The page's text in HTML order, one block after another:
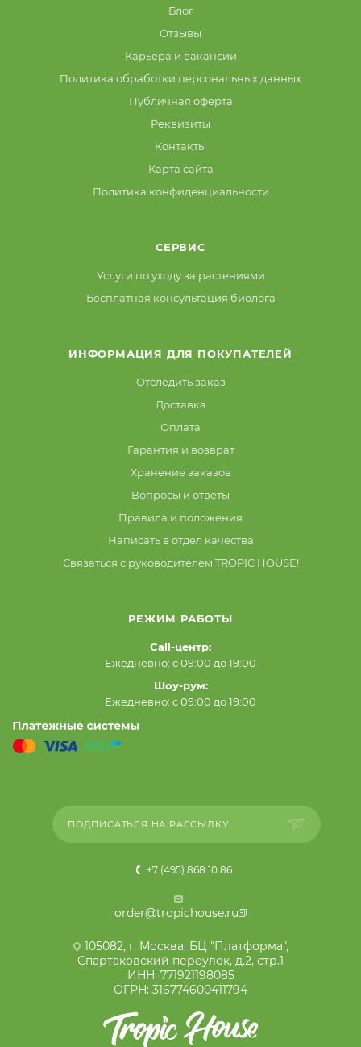
Блог
Отзывы
Карьера и вакансии
Политика обработки персональных данных
Публичная оферта
Реквизиты
Контакты
Карта сайта
Политика конфиденциальности
СЕРВИС
Услуги по уходу за растениями
Бесплатная консультация биолога
ИНФОРМАЦИЯ ДЛЯ ПОКУПАТЕЛЕЙ
Отследить заказ
Доставка
Оплата
Гарантия и возврат
Хранение заказов
Вопросы и ответы
Правила и положения
Написать в отдел качества
Связаться с руководителем TROPIC HOUSE!
РЕЖИМ РАБОТЫ
Call-центр:
Ежедневно: с 09:00 до 19:00
Шоу-рум:
Ежедневно: с 09:00 до 19:00
ПОДПИСАТЬСЯ НА РАССЫЛКУ
+7 (495) 868 10 86
order@tropichouse.ru
105082, г. Москва, БЦ "Платформа",
Спартаковский переулок, д.2, стр.1
ИНН: 771921198085
ОГРН: 316774600411794